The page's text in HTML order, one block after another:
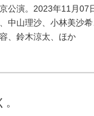
公演。2023年11月07
中山理沙、小林美沙希
、鈴木涼太、ほか